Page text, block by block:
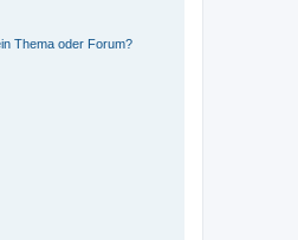
Thema oder Forum?